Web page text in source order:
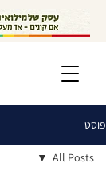
פוסט
All Posts